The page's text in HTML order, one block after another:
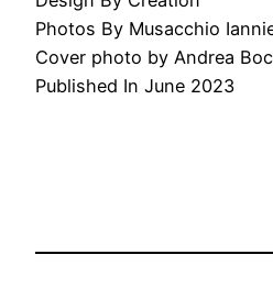
Photos By Musacchio
Cover photo by Andrea
Published In June 2023